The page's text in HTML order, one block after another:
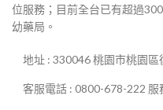
位服務；目前全台已有超過
幼藥局。
地址 : 330046 桃園市桃園
客服電話 : 0800-678-222